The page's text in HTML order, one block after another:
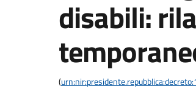
disabili:
(